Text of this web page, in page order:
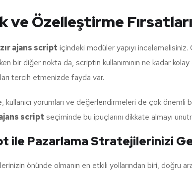
ve Özelleştirme Fırsatları
ajans script içindeki modüler yapıyı
bir diğer nokta da, scriptin kullanımının ne kadar
tercih etmenizde fayda var.
yorumları ve değerlendirmeleri de çok önemli
script seçiminde bu ipuçlarını dikkate almayı
ile Pazarlama Stratejilerinizi
önünde olmanın en etkili yollarından biri, doğru